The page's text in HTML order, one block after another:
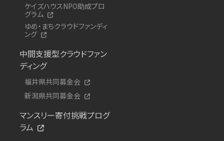
ケイズハウスNPO助成プロ
グラム
ゆめ・まちクラウドファンディ
ング
中間支援型クラウドファン
ディング
福井県共同募金会
新潟県共同募金会
マンスリー寄付挑戦プログ
ラム